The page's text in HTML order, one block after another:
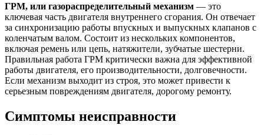
ГРМ, или газораспределительный механизм — это
ключевая часть двигателя внутреннего сгорания. Он отвечает
за синхронизацию работы впускных и выпускных клапанов с
коленчатым валом. Состоит из нескольких компонентов,
включая ремень или цепь, натяжители, зубчатые шестерни.
Правильная работа ГРМ критически важна для эффективной
работы двигателя, его производительности, долговечности.
Если механизм выходит из строя, это может привести к
серьезным повреждениям двигателя, дорогому ремонту.
Симптомы неисправности